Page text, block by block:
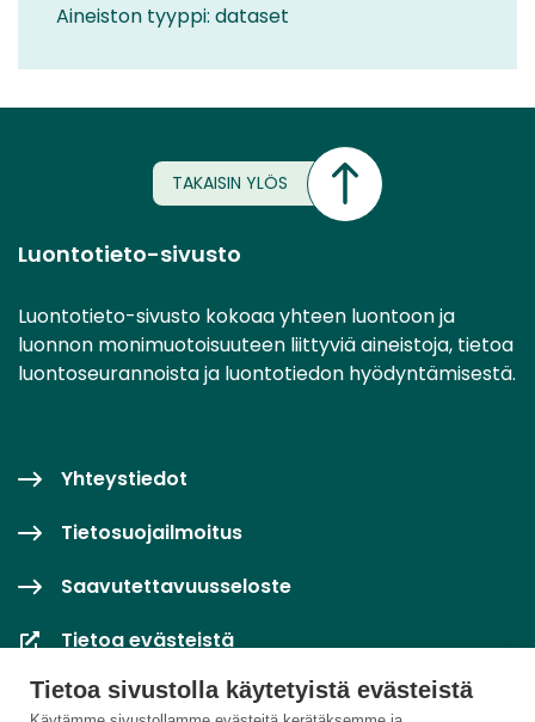
Tietoa sivustolla käytetyistä evästeistä
Aineiston tyyppi: dataset
TAKAISIN YLÖS
Luontotieto-sivusto
Luontotieto-sivusto kokoaa yhteen luontoon ja
luonnon monimuotoisuuteen liittyviä aineistoja, tietoa
luontoseurannoista ja luontotiedon hyödyntämisestä.
Yhteystiedot
Tietosuojailmoitus
Saavutettavuusseloste
Tietoa evästeistä
Evästeasetukset